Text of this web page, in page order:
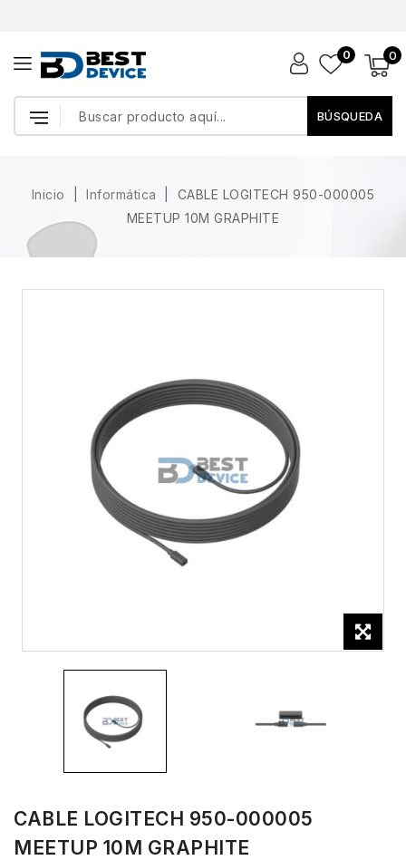
0
0
BÚSQUEDA
Inicio Informática
CABLE LOGITECH 950-000005
MEETUP 10M GRAPHITE
CABLE LOGITECH 950-000005
MEETUP 10M GRAPHITE